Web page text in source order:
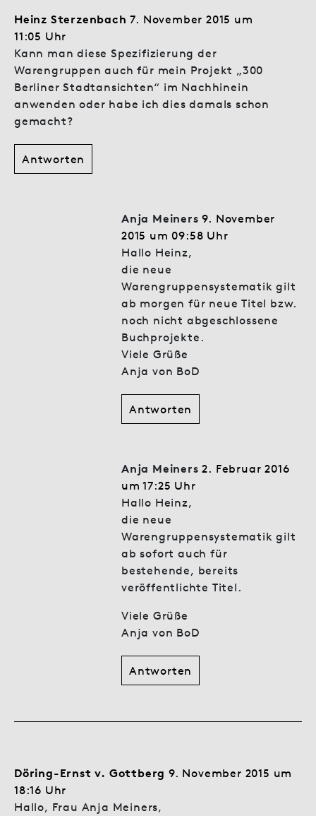
Heinz Sterzenbach 7. November 2015 um
11:05 Uhr
Kann man diese Spezifizierung der
Warengruppen auch für mein Projekt „300
Berliner Stadtansichten“ im Nachhinein
anwenden oder habe ich dies damals schon
gemacht?
Antworten
Anja Meiners 9. November
2015 um 09:58 Uhr
Hallo Heinz,
die neue
Warengruppensystematik gilt
ab morgen für neue Titel bzw.
noch nicht abgeschlossene
Buchprojekte.
Viele Grüße
Anja von BoD
Antworten
Anja Meiners 2. Februar 2016
um 17:25 Uhr
Hallo Heinz,
die neue
Warengruppensystematik gilt
ab sofort auch für
bestehende, bereits
veröffentlichte Titel.
Viele Grüße
Anja von BoD
Antworten
Döring-Ernst v. Gottberg 9. November 2015 um
18:16 Uhr
Hallo, Frau Anja Meiners,